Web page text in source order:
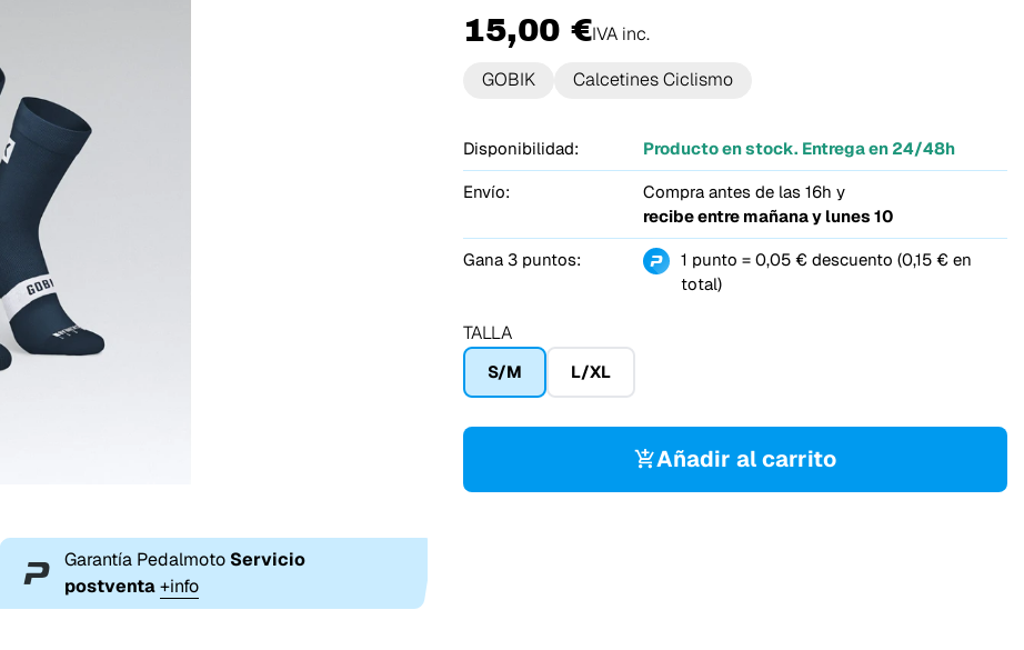
15,00 €IVA inc.
GOBIK
Calcetines Ciclismo
Disponibilidad: Producto en stock. Entrega en 24/48h
Envío:
Compra antes de las 16h y
recibe entre mañana y lunes 10
Gana 3 puntos:
1 punto = 0,05 € descuento (0,15 € en
total)
TALLA
S/M L/XL
Añadir al carrito
Garantía Pedalmoto Servicio
postventa +info